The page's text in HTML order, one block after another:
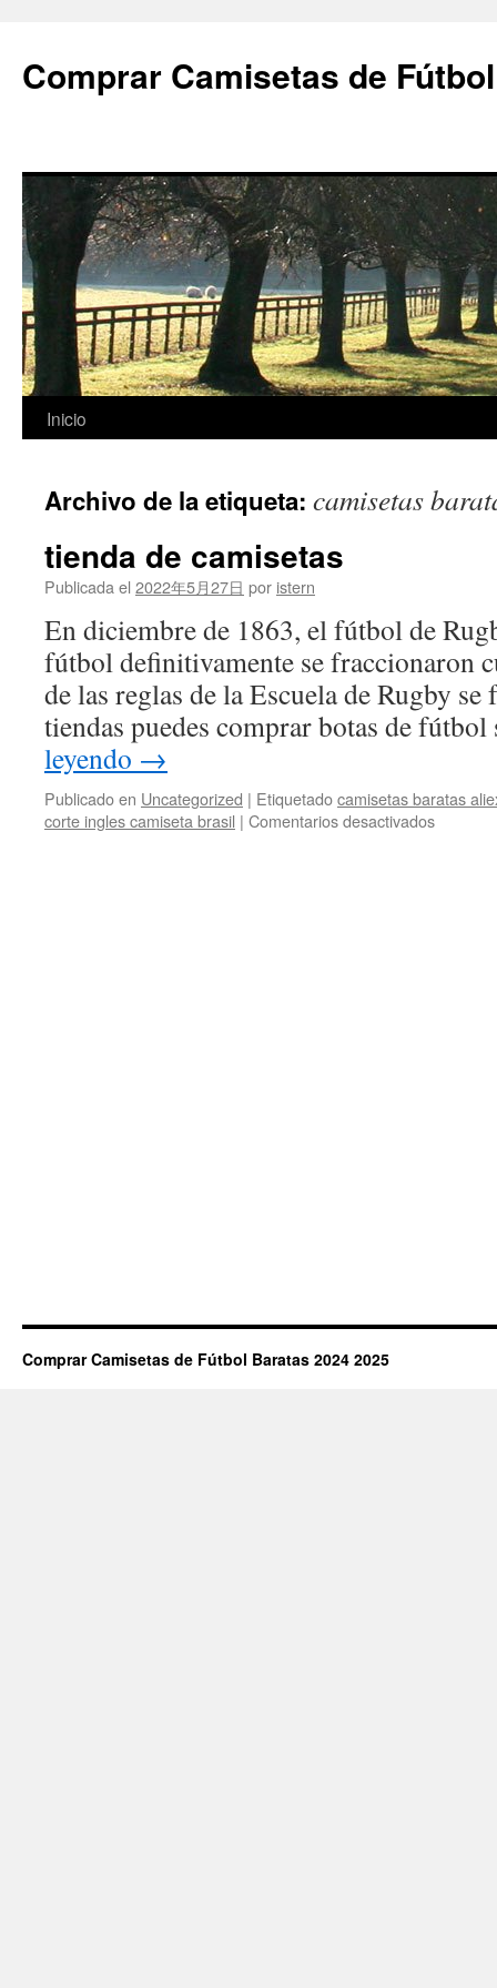
Comprar Camisetas de
Saltar
contenido
Inicio
Archivo de la etiqueta: camisetas
tienda de camisetas
Publicada el 2022年5月27日 por istern
En diciembre de 1863, el fútbol de
fútbol definitivamente se fraccionaron
de las reglas de la Escuela de Rugby
tiendas puedes comprar botas de
leyendo →
Publicado en Uncategorized | Etiquetadocamisetas baratas
corte ingles camiseta brasil | Comentarios desactivadosen
Comprar Camisetas de Fútbol Baratas 2024 2025